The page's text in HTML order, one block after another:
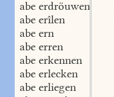
abe erdröuwen
abe erîlen
abe ern
abe erren
abe erkennen
abe erlecken
abe erliegen